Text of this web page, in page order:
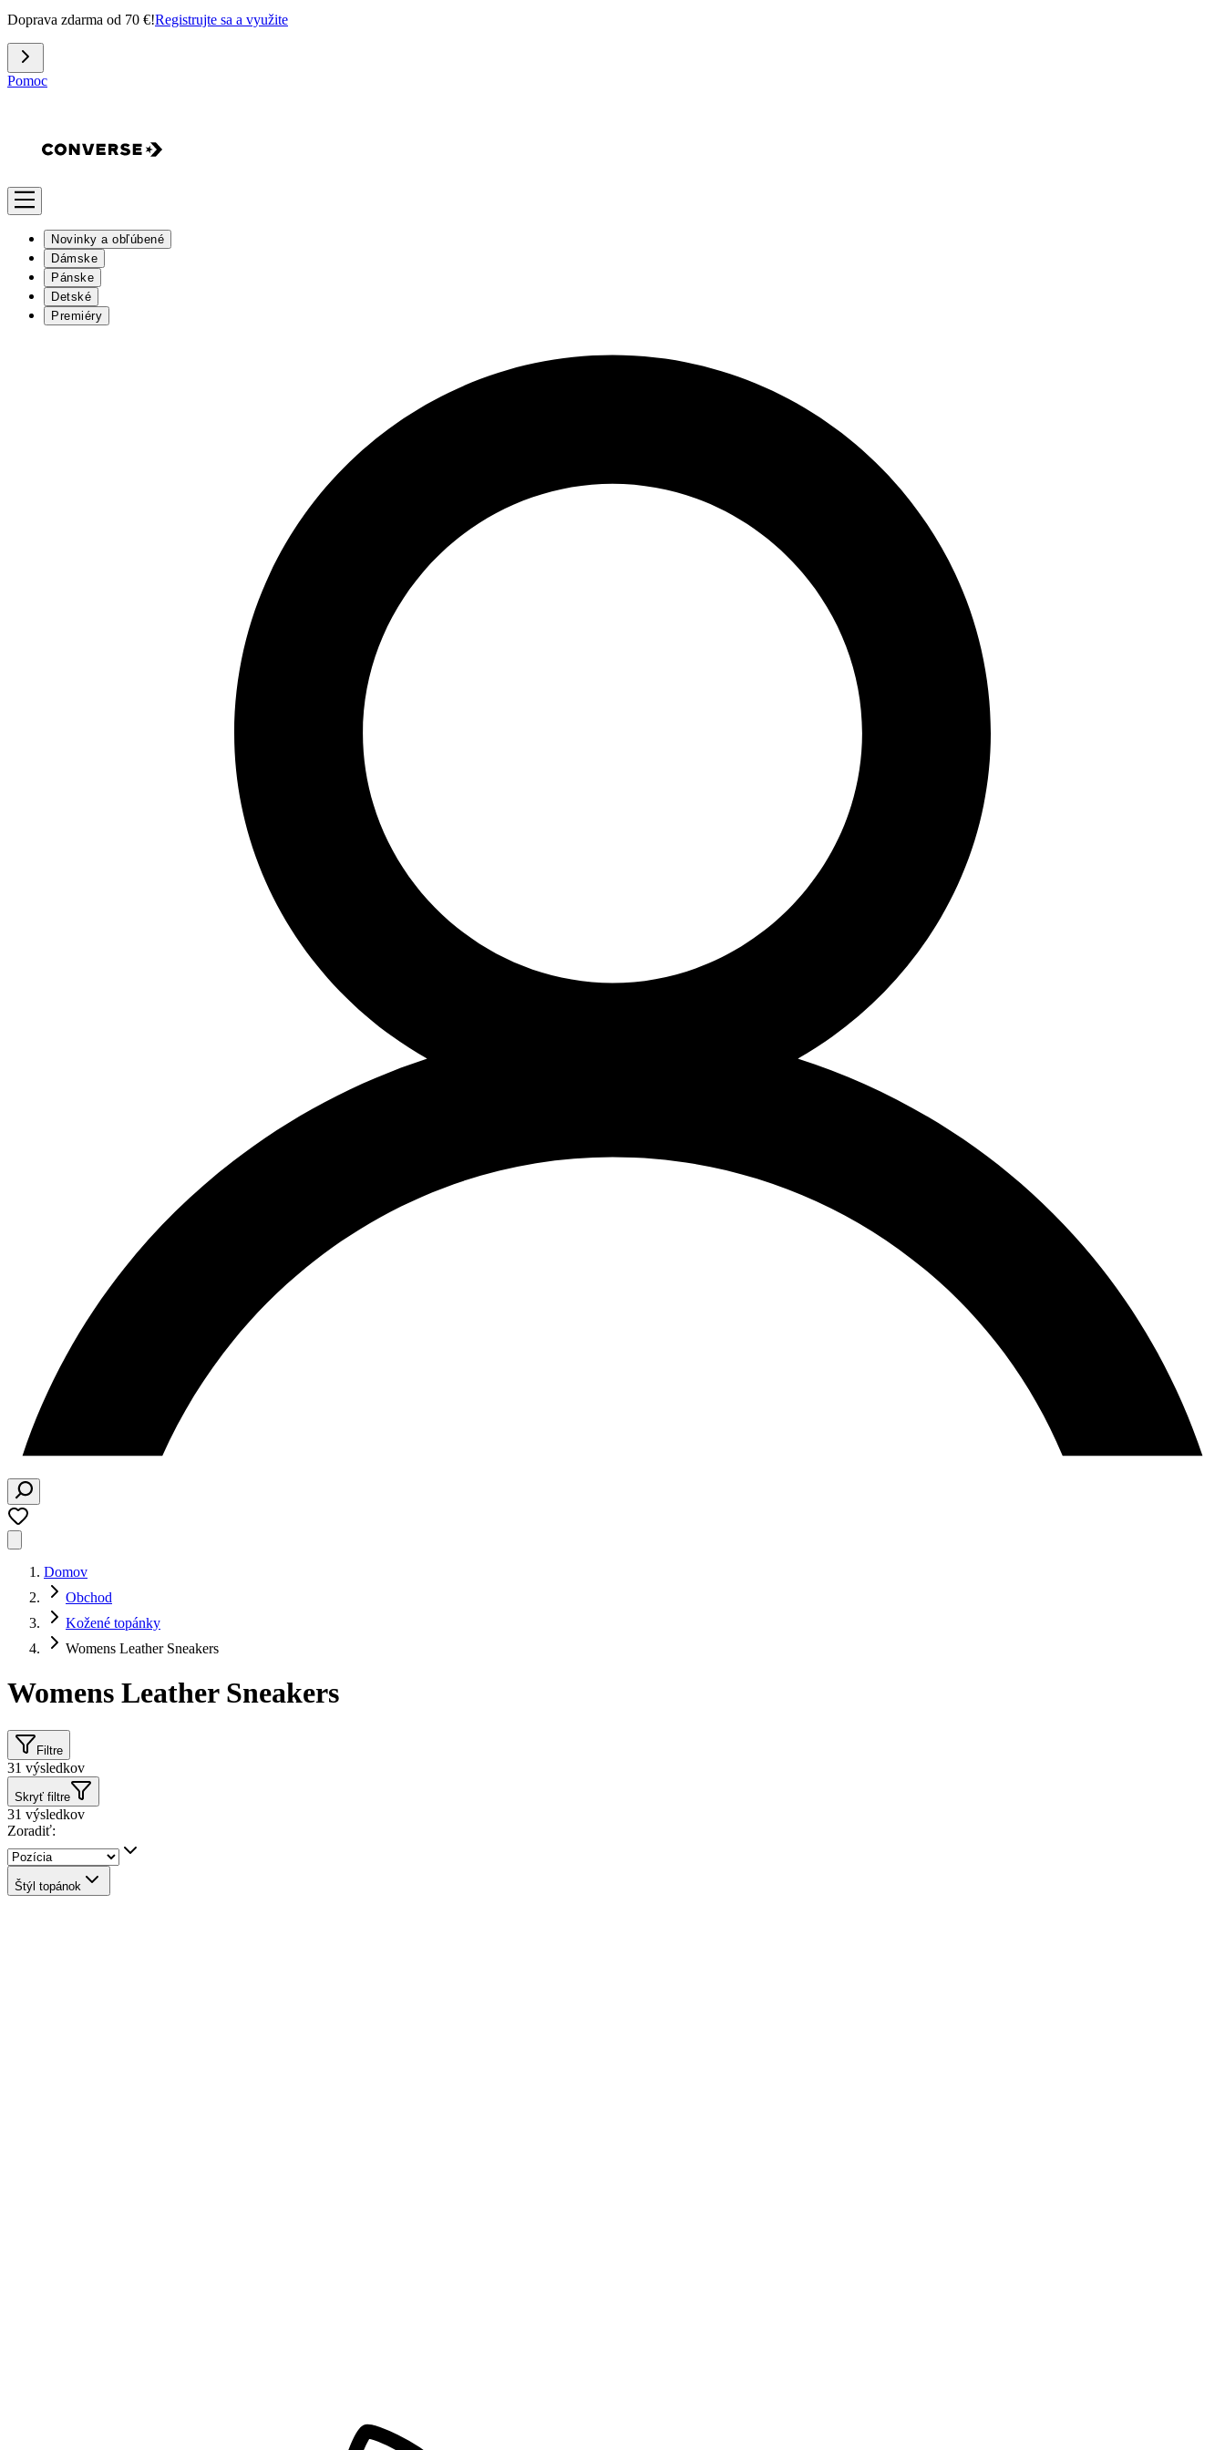
Doprava zdarma od 70 €!Registrujte sa a využite
Pomoc
Novinky a obľúbené
Dámske
Pánske
Detské
Premiéry
Domov
Obchod
Kožené topánky
Womens Leather Sneakers
Womens Leather Sneakers
Filtre
31 výsledkov
Skryť filtre
31 výsledkov
Zoradiť:
Štýl topánok